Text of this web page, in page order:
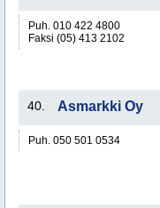
Puh. 010 422 4800
Faksi (05) 413 2102
40. Asmarkki Oy
Puh. 050 501 0534